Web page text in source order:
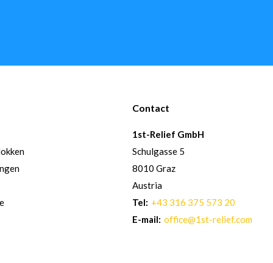
Contact
1st-Relief GmbH
Schulgasse 5
8010 Graz
Austria
Tel: +43 316 375 573 20
E-mail: office@1st-relief.com